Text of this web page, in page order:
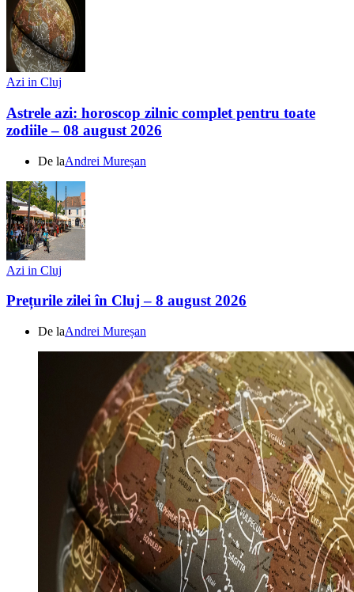
Azi in Cluj
Astrele azi: horoscop zilnic complet pentru toate
zodiile – 08 august 2026
De laAndrei Mureșan
Azi in Cluj
Prețurile zilei în Cluj – 8 august 2026
De laAndrei Mureșan